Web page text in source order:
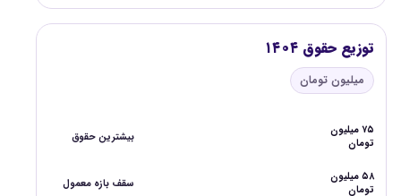
توزیع حقوق ۱۴۰۴
میلیون تومان
بیشترین حقوق
۷۵ میلیون
تومان
سقف بازه معمول
۵۸ میلیون
تومان